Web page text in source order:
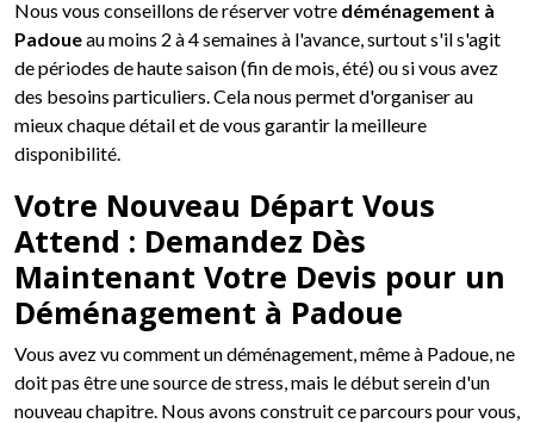
Nous vous conseillons de réserver votre déménagement à
Padoueau moins 2 à 4 semaines à l'avance, surtout s'il s'agit
de périodes de haute saison (fin de mois, été) ou si vous avez
des besoins particuliers. Cela nous permet d'organiser au
mieux chaque détail et de vous garantir la meilleure
disponibilité.
Votre Nouveau Départ Vous
Attend : Demandez Dès
Maintenant Votre Devis pour un
Déménagement à Padoue
Vous avez vu comment un déménagement, même à Padoue, ne
doit pas être une source de stress, mais le début serein d'un
nouveau chapitre. Nous avons construit ce parcours pour vous,